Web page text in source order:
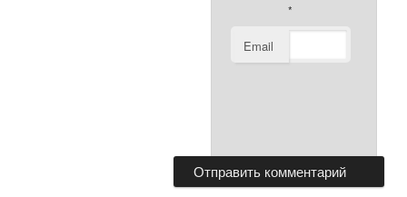
Email
*